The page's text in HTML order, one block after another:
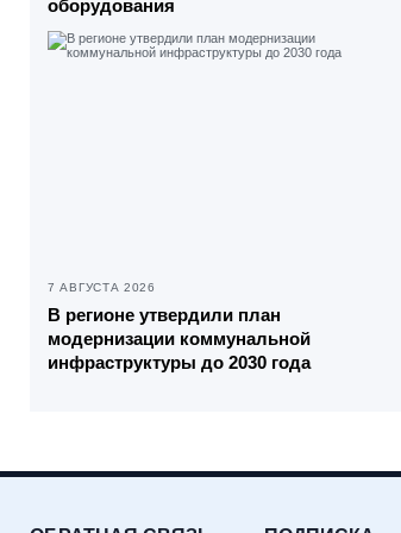
оборудования
7 АВГУСТА 2026
В регионе утвердили план
модернизации коммунальной
инфраструктуры до 2030 года